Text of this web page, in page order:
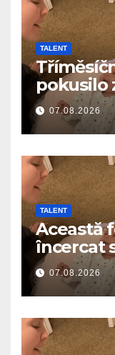
TALENT
pokusilo
a 07.08.2026
TALENT
Această
încercat
ei… și a
inimi
07.08.2026